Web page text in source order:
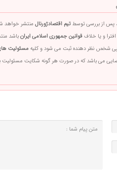
پس از بررسی توسط تیم اقتصادژورنال منتشر خواهد
و یا خلاف قوانین جمهوری اسلامی ایرانباشد
پی شخص نظر دهنده ثبت می شود و کلیه مسئولیت
می باشد که در صورت هر گونه شکایت